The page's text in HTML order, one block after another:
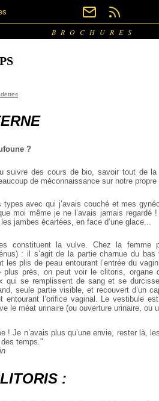
BROCHURES
?
suivre des cours de bio, savoir tout de
de méconnaissance sur notre propre
types avec qui j’avais couché et mes
moi même je ne l’avais jamais
jambes écartées, en face d’une glace...
constituent la vulve. Chez la femme
: il s’agit de la partie charnue du
les plis de peau entourant l’entrée du
plus près, on peut voir le clitoris, organe
qui se remplissent de sang et se
seule partie visible, et recouvert d’un
entourant l’orifice vaginal. Le vestibule
le méat urinaire (ou ouverture urinaire, ou
! Je n’avais plus qu’une envie, rester là,
des temps."
: